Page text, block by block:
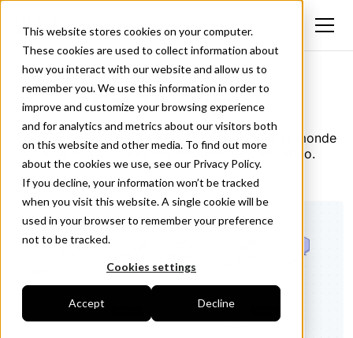
This website stores cookies on your computer.
These cookies are used to collect information about
how you interact with our website and allow us to
remember you. We use this information in order to
improve and customize your browsing experience
and for analytics and metrics about our visitors both
on this website and other media. To find out more
about the cookies we use, see our Privacy Policy.
If you decline, your information won’t be tracked
when you visit this website. A single cookie will be
used in your browser to remember your preference
not to be tracked.
Cookies settings
Accept Decline
Get The Signal
Une conversation autour de la donnée dans le monde
de la construction. Par les créateurs de Hiboo.